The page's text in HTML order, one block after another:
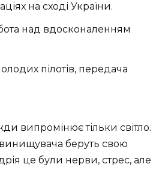
на сході України.
над вдосконаленням
пілотів, передача
випромінює тільки світло.
винищувача беруть свою
це були нерви, стрес, але